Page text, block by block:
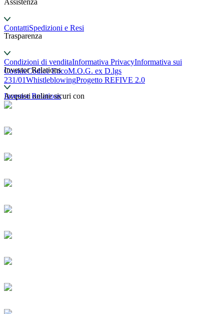
ContattiSpedizioni e Resi
Trasparenza
Condizioni di venditaInformativa PrivacyInformativa sui
CookieCodice EticoM.O.G. ex D.lgs
231/01WhistleblowingProgetto REFIVE 2.0
Investor Relations
Investor Relations
Acquisti online sicuri con